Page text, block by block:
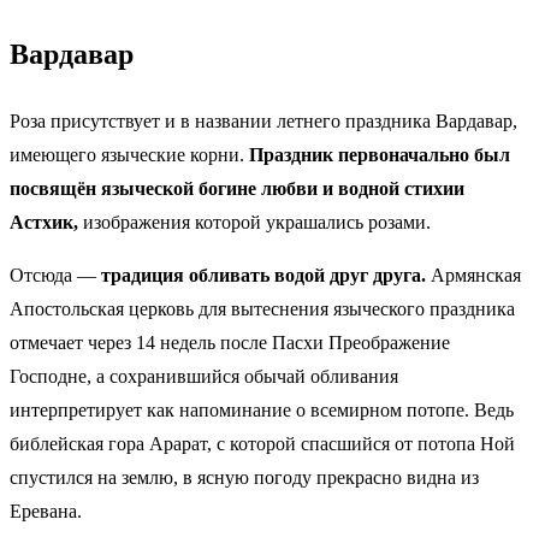
Вардавар
Роза присутствует и в названии летнего праздника Вардавар,
имеющего языческие корни. Праздник первоначально был
посвящён языческой богине любви и водной стихии
Астхик, изображения которой украшались розами.
Отсюда — традиция обливать водой друг друга. Армянская
Апостольская церковь для вытеснения языческого праздника
отмечает через 14 недель после Пасхи Преображение
Господне, а сохранившийся обычай обливания
интерпретирует как напоминание о всемирном потопе. Ведь
библейская гора Арарат, с которой спасшийся от потопа Ной
спустился на землю, в ясную погоду прекрасно видна из
Еревана.